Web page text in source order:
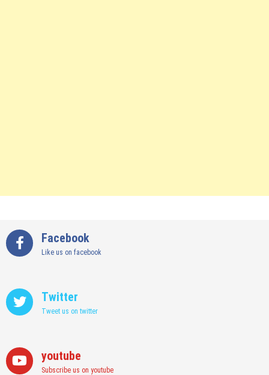
Facebook
Like us on facebook
Twitter
Tweet us on twitter
youtube
Subscribe us on youtube